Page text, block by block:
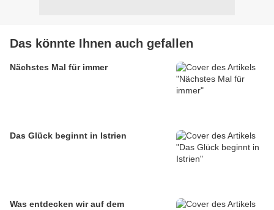
Das könnte Ihnen auch gefallen
Nächstes Mal für immer
Das Glück beginnt in Istrien
Was entdecken wir auf dem